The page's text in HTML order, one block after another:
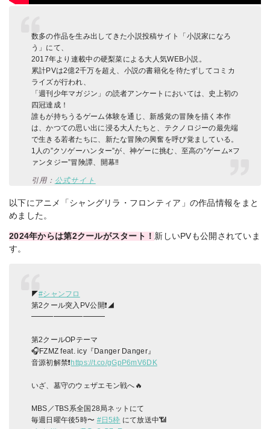
数多の作品を生み出してきた小説投稿サイト「小説家になろ
う」にて、
2017年より連載中の硬梨菜による大人気WEB小説。
累計PVは2億2千万を超え、小説の書籍化を待たずしてコミカ
ライズが行われ、
「週刊少年マガジン」の読者アンケートにおいては、史上初の
四冠達成！
誰もが持ちうるゲーム体験を通じ、新感覚の冒険を描く本作
は、かつての思い出に浸る大人たちと、テクノロジーの最先端
で生きる若者たちに、新たな冒険の興奮を呼び覚ましている。
1人の”クソゲーハンター”が、神ゲーに挑む、至高の”ゲーム×フ
ァンタジー”冒険譚、開幕‼
引用： 公式サイト
以下にアニメ「シャングリラ・フロンティア」の作品情報をまと
めました。
2024年からは第2クールがスタート！ 新しいPVも公開されていま
す。
◤#シャンフロ
第2クール突入PV公開❗◢
━━━━━━━━━━
第2クールOPテーマ
🎧FZMZ feat. icy『Danger Danger』
音源初解禁❗ https://t.co/gGpP6mV6DK
いざ、墓守のウェザエモン戦へ🔥
MBS／TBS系全国28局ネットにて
毎週日曜午後5時〜 #日5枠 にて放送中📶